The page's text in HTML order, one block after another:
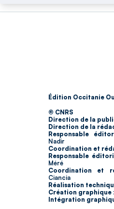
Édition Occitanie
© CNRS
Direction de la
Direction de la
Responsable
Nadir
Coordination et
Responsable
Méré
Coordination et
Ciancia
Réalisation
Création graphique :
Intégration